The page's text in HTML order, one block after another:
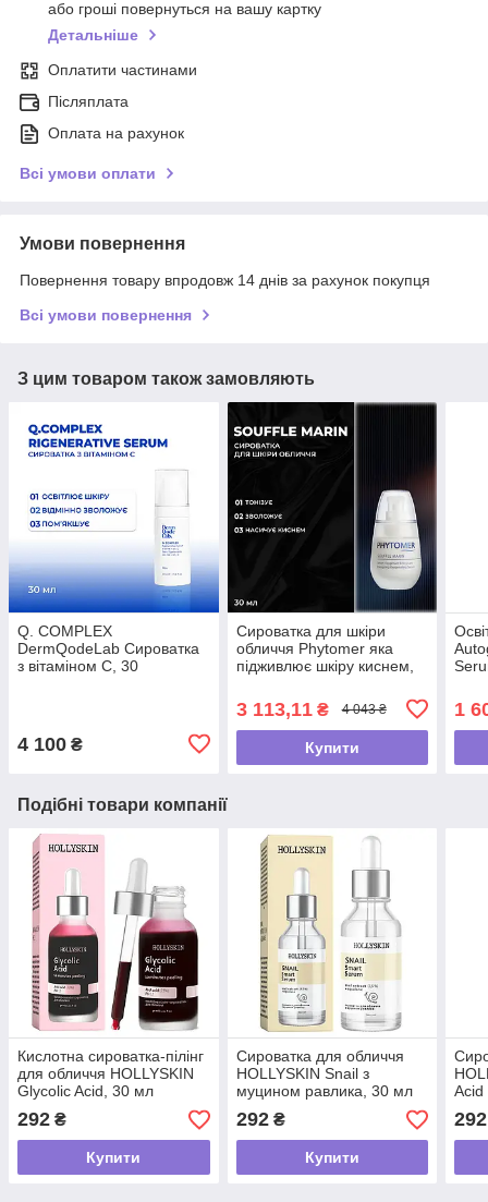
або гроші повернуться на вашу картку
Детальніше
Оплатити частинами
Післяплата
Оплата на рахунок
Всі умови оплати
Умови повернення
Повернення товару впродовж 14 днів за рахунок покупця
Всі умови повернення
З цим товаром також замовляють
Q. COMPLEX
DermQodeLab Сироватка
з вітаміном C, 30
4 100 ₴
Сироватка для шкіри
обличчя Phytomer яка
підживлює шкіру киснем,
3 113,11₴ 4 043 ₴
Купити
1
Подібні товари компанії
Кислотна сироватка-пілінг
для обличчя HOLLYSKIN
Glycolic Acid, 30 мл
292 ₴
Купити
Сироватка для обличчя
HOLLYSKIN Snail з
муцином равлика, 30 мл
292₴
Купити
Acid
292